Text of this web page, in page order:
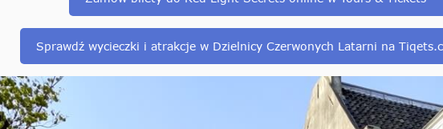
Sprawdź wycieczki i atrakcje w Dzielnicy Czerwonych Latarni na